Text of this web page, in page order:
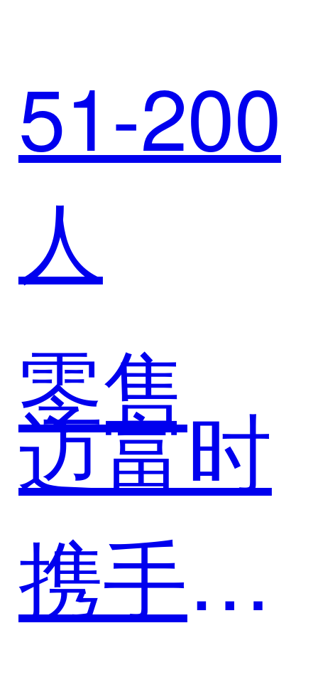
通销售
全链路
成长闭
得酒业
携手迈
富时，
以珍客
SCRM
51-200
人
零售
迈富时
携手皇